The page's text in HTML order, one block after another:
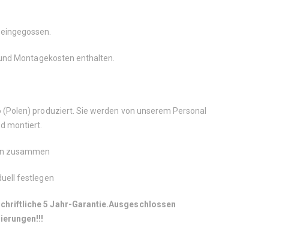
Montagekosten enthalten.
produziert. Sie werden von unserem Personal
montiert.
zusammen
festlegen
5 Jahr-Garantie.Ausgeschlossen